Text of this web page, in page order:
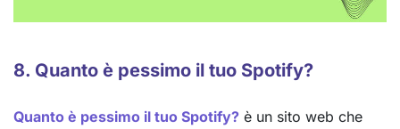
8. Quanto è pessimo il tuo Spotify?
Quanto è pessimo il tuo Spotify? è un sito web che